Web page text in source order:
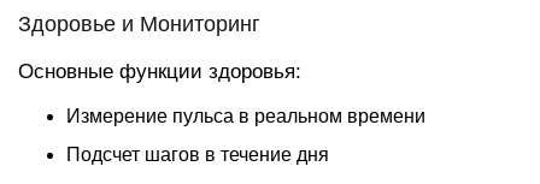
Здоровье и Мониторинг
Основные функции здоровья:
Измерение пульса в реальном времени
Подсчет шагов в течение дня